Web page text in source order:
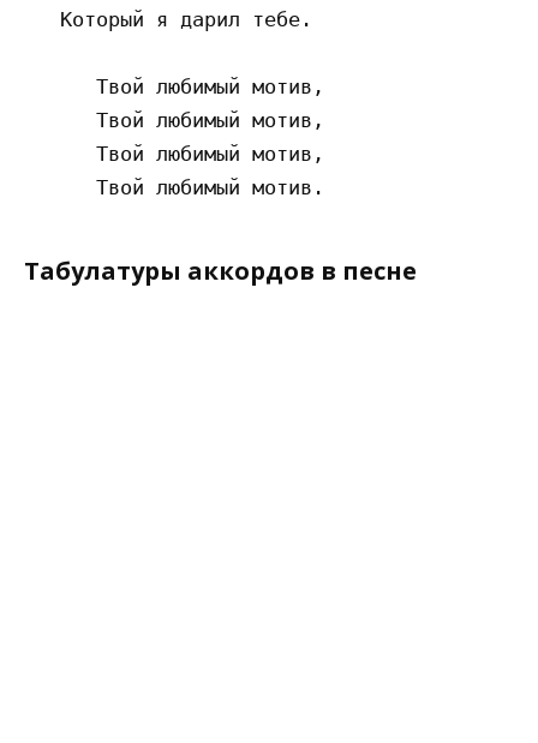
   Который я дарил тебе.
      Твой любимый мотив,
      Твой любимый мотив,
      Твой любимый мотив,
Табулатуры аккордов в песне